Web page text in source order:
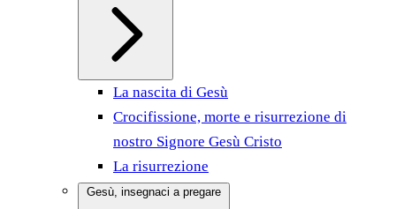
La nascita di Gesù
Crocifissione, morte e risurrezione di
nostro Signore Gesù Cristo
La risurrezione